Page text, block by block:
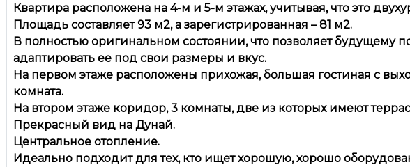
Квартира расположена на 4-м и 5-м этажах, учитывая, что это
Площадь составляет 93 м2, а зарегистрированная – 81 м2.
В полностью оригинальном состоянии, что позволяет будущему
адаптировать ее под свои размеры и вкус.
На первом этаже расположены прихожая, большая гостиная с
комната.
На втором этаже коридор, 3 комнаты, две из которых имеют
Прекрасный вид на Дунай.
Центральное отопление.
Идеально подходит для тех, кто ищет хорошую, хорошо